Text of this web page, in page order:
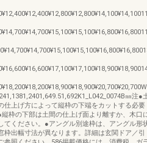
㎜注●
仕上げ方によって縦枠の下端をカットする必要
枠の下部は土間の仕上げ面より離すか、木口
てください。●アングル別途枠は、アングル形
枠出幅寸法が異なります。詳細は玄関ドア／引